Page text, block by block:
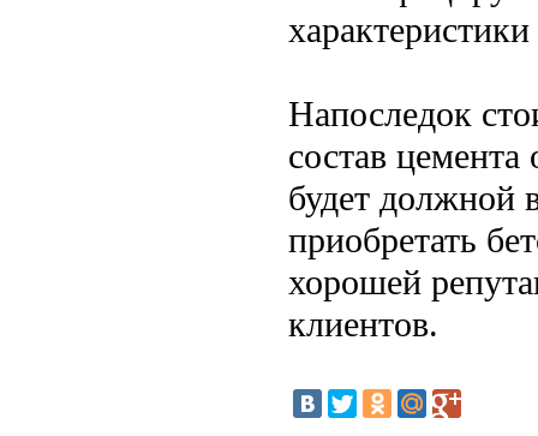
Напоследок
состав
будет должной
приобретать
хорошей
клиентов.